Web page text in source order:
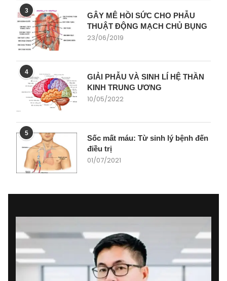
3
GÂY MÊ HỒI SỨC CHO PHẪU
THUẬT ĐỘNG MẠCH CHỦ BỤNG
23/06/2019
4
GIẢI PHẪU VÀ SINH LÍ HỆ THẦN
KINH TRUNG ƯƠNG
10/05/2022
5
Sốc mất máu: Từ sinh lý bệnh đến
điều trị
01/07/2021